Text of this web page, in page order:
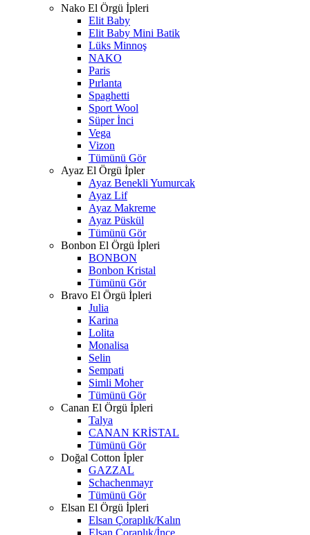
Nako El Örgü İpleri
Elit Baby
Elit Baby Mini Batik
Lüks Minnoş
NAKO
Paris
Pırlanta
Spaghetti
Sport Wool
Süper İnci
Vega
Vizon
Tümünü Gör
Ayaz El Örgü İpler
Ayaz Benekli Yumurcak
Ayaz Lif
Ayaz Makreme
Ayaz Püskül
Tümünü Gör
Bonbon El Örgü İpleri
BONBON
Bonbon Kristal
Tümünü Gör
Bravo El Örgü İpleri
Julia
Karina
Lolita
Monalisa
Selin
Sempati
Simli Moher
Tümünü Gör
Canan El Örgü İpleri
Talya
CANAN KRİSTAL
Tümünü Gör
Doğal Cotton İpler
GAZZAL
Schachenmayr
Tümünü Gör
Elsan El Örgü İpleri
Elsan Çoraplık/Kalın
Elsan Çoraplık/İnce